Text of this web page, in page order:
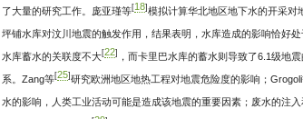
了大量的研究工作。庞亚瑾等[18] 模拟计算华北地区地下水的开采对
坪铺水库对汶川地震的触发作用，结果表明，水库造成的影响恰好
水库蓄水的关联度不大[22] ，而卡里巴水库的蓄水则导致了6.1级地
系。Zang等[25] 研究欧洲地区地热工程对地震危险度的影响；
水的影响，人类工业活动可能是造成该地震的重要因素；废水的注